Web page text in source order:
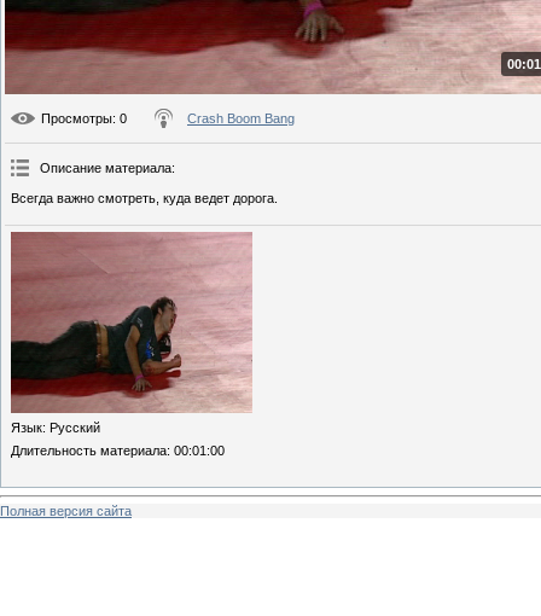
Просмотры: 0 Crash Boom Bang
Описание материала:
Всегда важно смотреть, куда ведет дорога.
Язык: Русский
Длительность материала: 00:01:00
Полная версия сайта